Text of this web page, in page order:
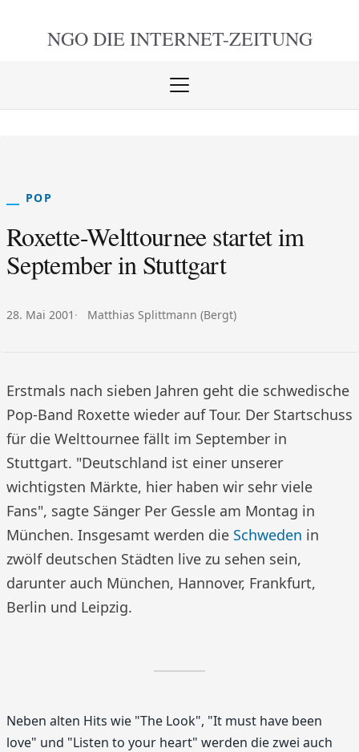
NGO DIE INTERNET-ZEITUNG
Menü
POP
Roxette-Welttournee startet im
September in Stuttgart
Veröffentlicht am:
28. Mai 2001 Autor:
Matthias Splittmann (Bergt)
Erstmals nach sieben Jahren geht die schwedische
Pop-Band Roxette wieder auf Tour. Der Startschuss
für die Welttournee fällt im September in
Stuttgart. "Deutschland ist einer unserer
wichtigsten Märkte, hier haben wir sehr viele
Fans", sagte Sänger Per Gessle am Montag in
München. Insgesamt werden die Schweden in
zwölf deutschen Städten live zu sehen sein,
darunter auch München, Hannover, Frankfurt,
Berlin und Leipzig.
Neben alten Hits wie "The Look", "It must have been
love" und "Listen to your heart" werden die zwei auch